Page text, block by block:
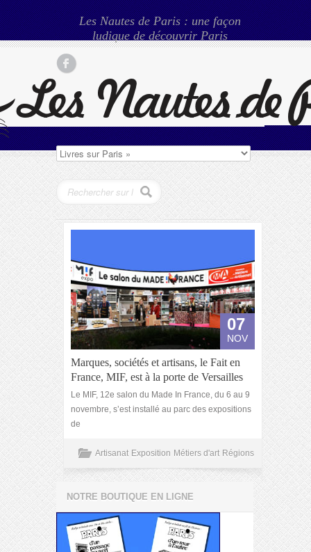
Les Nautes de Paris : une façon
ludique de découvrir Paris
07
NOV
Marques, sociétés et artisans, le Fait en
France, MIF, est à la porte de Versailles
Le MIF, 12e salon du Made In France, du 6 au 9
novembre, s’est installé au parc des expositions
de
Artisanat Exposition Métiers d'art Régions
NOTRE BOUTIQUE EN LIGNE